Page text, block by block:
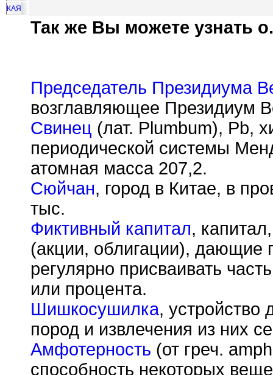
КАЯ
Так же Вы можете узнать
Председатель Президиума
возглавляющее Президиум
Свинец (лат. Plumbum), Pb,
периодической системы
атомная масса 207,2.
Сюйчан, город в Китае, в
тыс.
Фиктивный капитал,
(акции, облигации), дающие
регулярно присваивать
или процента.
Шишкосушилка,
пород и извлечения из них
Амфотерность (от греч.
способность некоторых